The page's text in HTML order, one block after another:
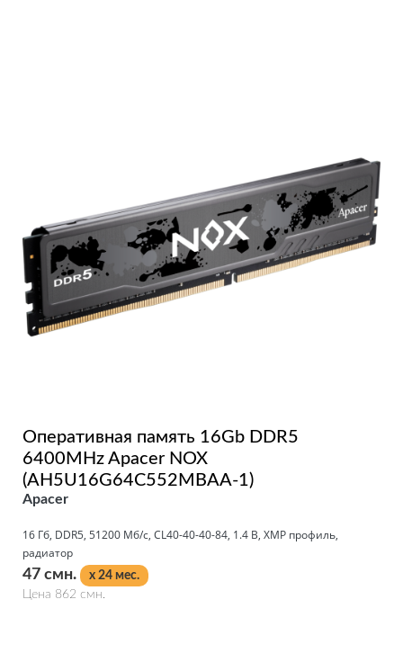
Оперативная память 16Gb DDR5
6400MHz Apacer NOX
(AH5U16G64C552MBAA-1)
Apacer
16 Гб, DDR5, 51200 Мб/с, CL40-40-40-84, 1.4 В, XMP профиль,
радиатор
47 смн.
x 24 мес.
Цена 862 смн.